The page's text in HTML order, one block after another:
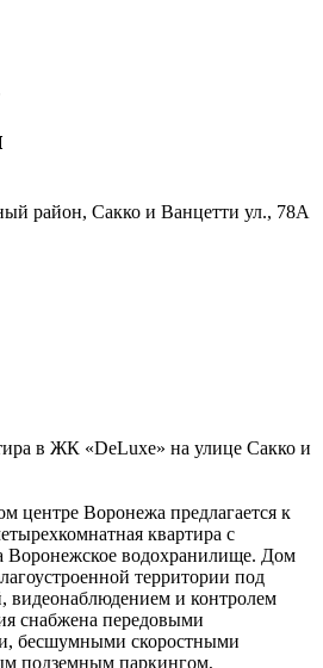
в ЖК «DeLuxe» на улице Сакко и
центре Воронежа предлагается к
квартира с
водохранилище. Дом
территории под
видеонаблюдением и контролем
снабжена передовыми
бесшумными скоростными
подземным паркингом,